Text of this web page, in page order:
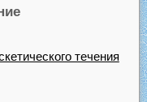
течения